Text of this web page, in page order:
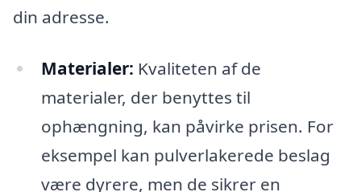
din adresse.
Materialer: Kvaliteten af de
materialer, der benyttes til
ophængning, kan påvirke prisen. For
eksempel kan pulverlakerede beslag
være dyrere, men de sikrer en